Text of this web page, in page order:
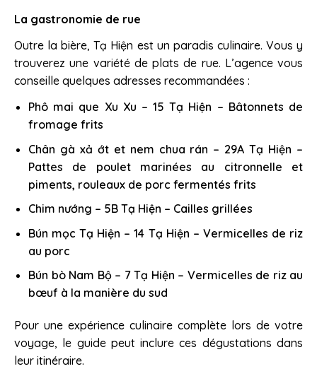
La gastronomie de rue
Outre la bière, Tạ Hiện est un paradis culinaire. Vous y
trouverez une variété de plats de rue. L’agence vous
conseille quelques adresses recommandées :
Phô mai que Xu Xu – 15 Tạ Hiện – Bâtonnets de
fromage frits
Chân gà xả ớt et nem chua rán – 29A Tạ Hiện –
Pattes de poulet marinées au citronnelle et
piments, rouleaux de porc fermentés frits
Chim nướng – 5B Tạ Hiện – Cailles grillées
Bún mọc Tạ Hiện – 14 Tạ Hiện – Vermicelles de riz
au porc
Bún bò Nam Bộ – 7 Tạ Hiện – Vermicelles de riz au
bœuf à la manière du sud
Pour une expérience culinaire complète lors de votre
voyage, le guide peut inclure ces dégustations dans
leur itinéraire.